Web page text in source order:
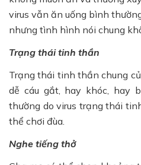
virus vẫn ăn uống bình
nhưng tình hình nói chung
Trạng thái tinh thần
Trạng thái tinh thần chung
dễ cáu gắt, hay khóc, hay
thường do virus trạng thái
thể chơi đùa.
Nghe tiếng thở